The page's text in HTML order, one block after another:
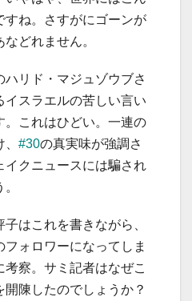
すね。さすがにゴーンが
どれません。
ハリド・マジュゾウブさ
イスラエルの苦しい言い
。これはひどい。一連の
#30の真実味が強調さ
イクニュースには騙され
はこれを書きながら、
ォロワーになってしま
察。サミ記者はなぜこ
陳したのでしょうか？